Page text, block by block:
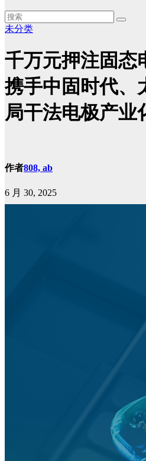
未分类
千万元押注固态
携手中固时代、
局干法电极产业
作者808, ab
6 月 30, 2025